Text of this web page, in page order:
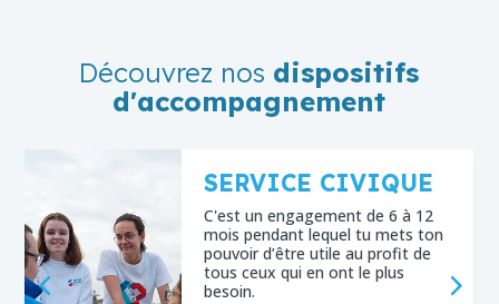
Découvrez nos dispositifs
d'accompagnement
620€/mois
SERVICE CIVIQUE
C'est un engagement de 6 à 12
mois pendant lequel tu mets ton
pouvoir d’être utile au profit de
tous ceux qui en ont le plus
besoin.